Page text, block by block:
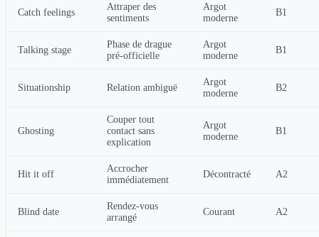
Catch feelings
Attraper des
sentiments
Argot
moderne
B1
Talking stage
Phase de drague
pré-officielle
Argot
moderne
B1
Situationship Relation ambiguë
Argot
moderne
B2
Ghosting
Couper tout
contact sans
explication
Argot
moderne
B1
Hit it off
Accrocher
immédiatement
Décontracté A2
Blind date
Rendez-vous
arrangé
Courant A2